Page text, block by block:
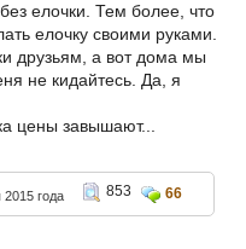
елочки. Тем более, что
елочку своими руками.
друзьям, а вот дома мы
не кидайтесь. Да, я
цены завышают...
2015 года 853 66